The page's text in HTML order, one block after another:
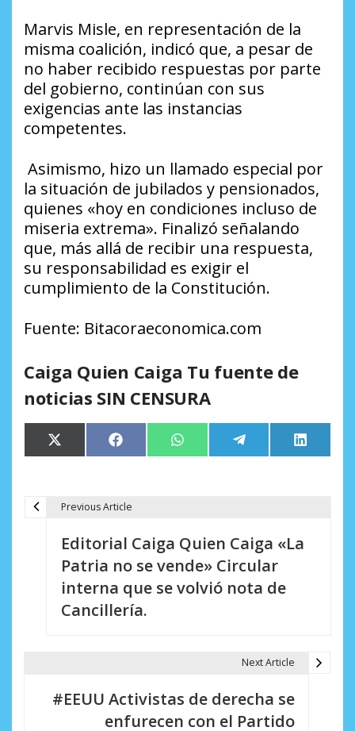
Marvis Misle, en representación de la
misma coalición, indicó que, a pesar de
no haber recibido respuestas por parte
del gobierno, continúan con sus
exigencias ante las instancias
competentes.
Asimismo, hizo un llamado especial por
la situación de jubilados y pensionados,
quienes «hoy en condiciones incluso de
miseria extrema». Finalizó señalando
que, más allá de recibir una respuesta,
su responsabilidad es exigir el
cumplimiento de la Constitución.
Fuente: Bitacoraeconomica.com
Caiga Quien Caiga Tu fuente de
noticias SIN CENSURA
Compartir
en
X
(Twitter)
Compartir
en
Facebook Compartir
en
WhatsApp Compartir
en
Telegram
en
LinkedIn
Previous Article
Editorial Caiga Quien Caiga «La
Patria no se vende» Circular
interna que se volvió nota de
Cancillería.
Next Article
#EEUU Activistas de derecha se
enfurecen con el Partido